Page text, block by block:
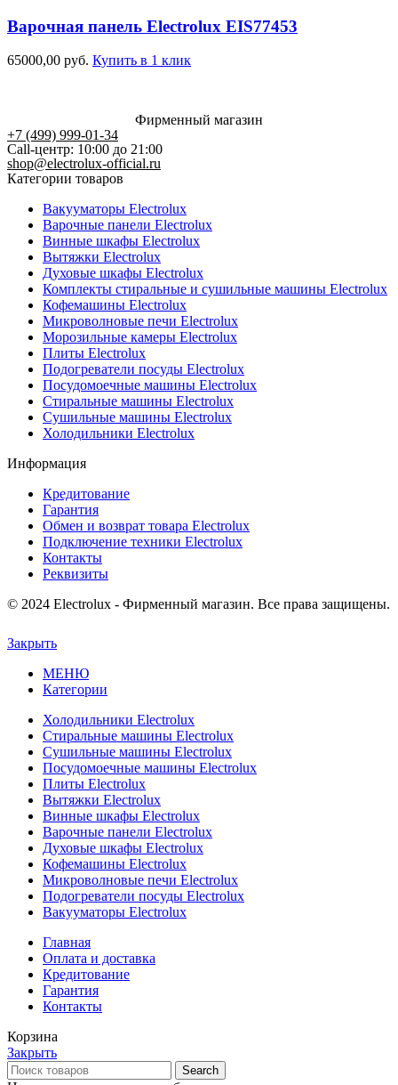
Варочная панель Electrolux EIS77453
65000,00 руб. Купить в 1 клик
Фирменный магазин
+7 (499) 999-01-34
Call-центр: 10:00 до 21:00
shop@electrolux-official.ru
Категории товаров
Вакууматоры Electrolux
Варочные панели Electrolux
Винные шкафы Electrolux
Вытяжки Electrolux
Духовые шкафы Electrolux
Комплекты стиральные и сушильные машины Electrolux
Кофемашины Electrolux
Микроволновые печи Electrolux
Морозильные камеры Electrolux
Плиты Electrolux
Подогреватели посуды Electrolux
Посудомоечные машины Electrolux
Стиральные машины Electrolux
Сушильные машины Electrolux
Холодильники Electrolux
Информация
Кредитование
Гарантия
Обмен и возврат товара Electrolux
Подключение техники Electrolux
Контакты
Реквизиты
© 2024 Electrolux - Фирменный магазин. Все права защищены.
Закрыть
МЕНЮ
Категории
Холодильники Electrolux
Стиральные машины Electrolux
Сушильные машины Electrolux
Посудомоечные машины Electrolux
Плиты Electrolux
Вытяжки Electrolux
Винные шкафы Electrolux
Варочные панели Electrolux
Духовые шкафы Electrolux
Кофемашины Electrolux
Микроволновые печи Electrolux
Подогреватели посуды Electrolux
Вакууматоры Electrolux
Главная
Оплата и доставка
Кредитование
Гарантия
Контакты
Корзина
Закрыть
Search